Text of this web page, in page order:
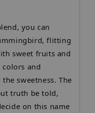
you can
flitting
sweet fruits and
and
sweetness. The
truth be told,
on this name